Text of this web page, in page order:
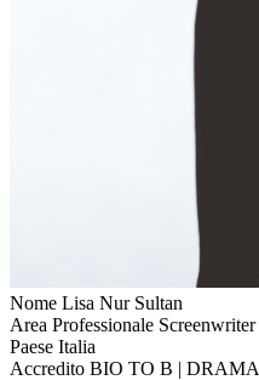
Nome Lisa Nur Sultan
Area Professionale Screenwriter
Paese Italia
Accredito BIO TO B | DRAMA